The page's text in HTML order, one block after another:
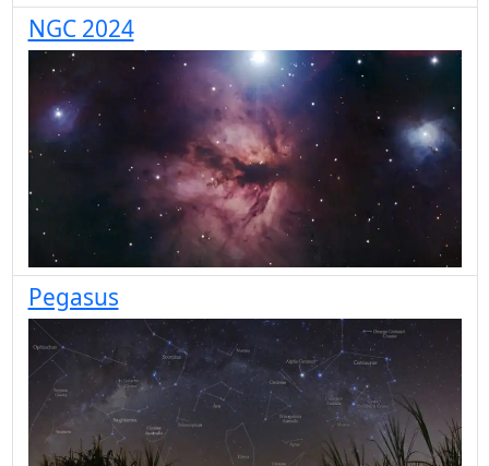
NGC 2024
Pegasus